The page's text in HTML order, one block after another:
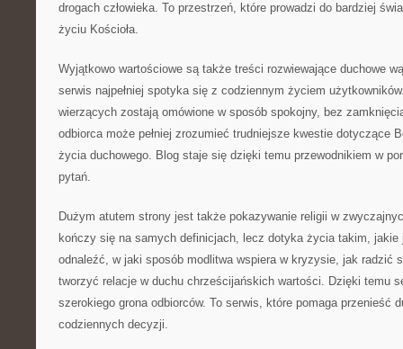
drogach człowieka. To przestrzeń, które prowadzi do bardziej
życiu Kościoła.
Wyjątkowo wartościowe są także treści rozwiewające duchowe
serwis najpełniej spotyka się z codziennym życiem
wierzących zostają omówione w sposób spokojny, bez
odbiorca może pełniej zrozumieć trudniejsze kwestie dotyczące
życia duchowego. Blog staje się dzięki temu przewodnikiem w
pytań.
Dużym atutem strony jest także pokazywanie religii w
kończy się na samych definicjach, lecz dotyka życia takim,
odnaleźć, w jaki sposób modlitwa wspiera w kryzysie, jak radzić
tworzyć relacje w duchu chrześcijańskich wartości. Dzięki temu
szerokiego grona odbiorców. To serwis, które pomaga przenieść
codziennych decyzji.